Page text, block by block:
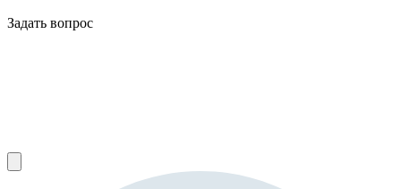
Задать вопрос